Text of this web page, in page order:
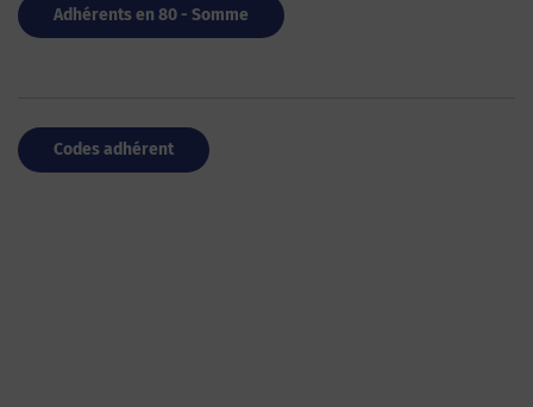
Adhérents en 80 - Somme
Codes adhérent